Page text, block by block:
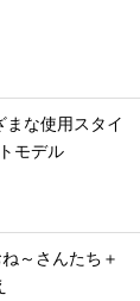
まな使用スタイ
モデル
～さんたち＋